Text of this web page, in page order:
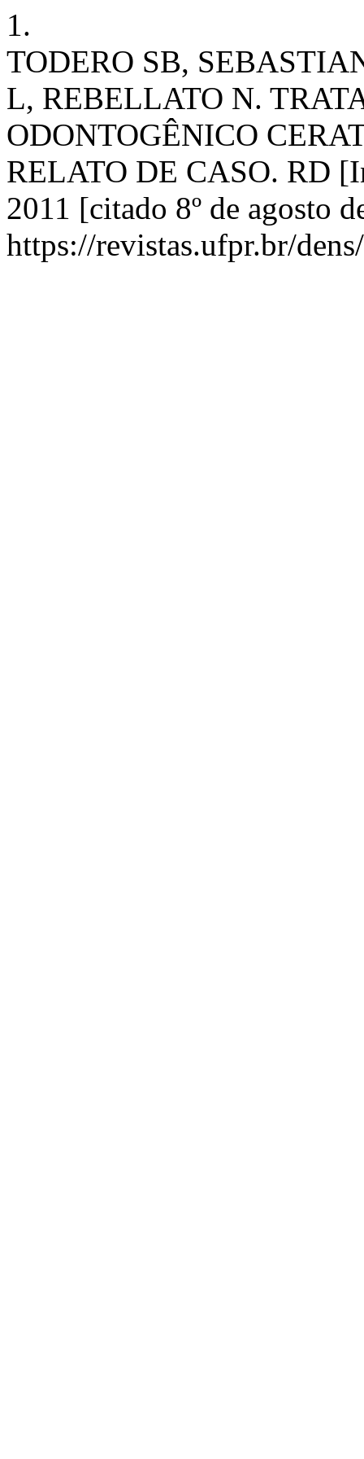
1.
TODERO SB,
L, REBELLATO N.
ODONTOGÊNICO
RELATO DE CASO. RD
2011 [citado 8º de agosto
https://revistas.ufpr.br/